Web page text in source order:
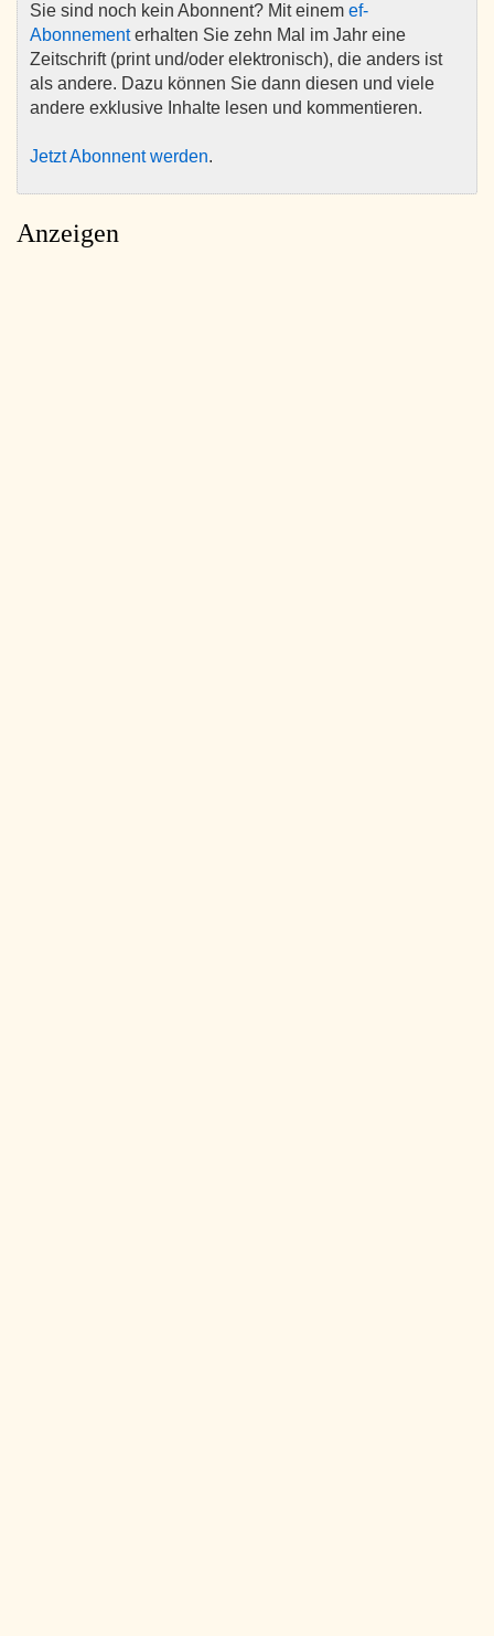
Sie sind noch kein Abonnent? Mit einem ef-
Abonnementerhalten Sie zehn Mal im Jahr eine
Zeitschrift (print und/oder elektronisch), die anders ist
als andere. Dazu können Sie dann diesen und viele
andere exklusive Inhalte lesen und kommentieren.
Jetzt Abonnent werden.
Anzeigen